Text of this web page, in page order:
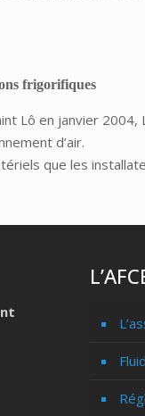
frigorifiques
Lô en janvier
d’air.
que les